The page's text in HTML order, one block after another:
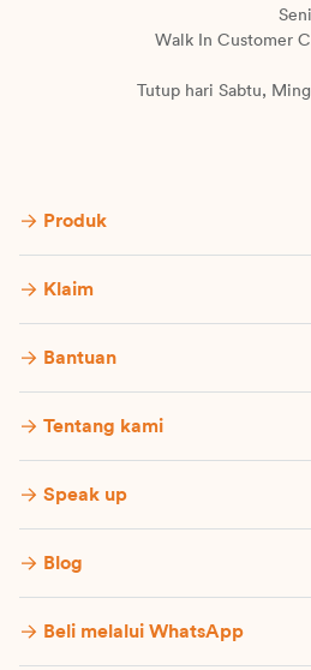
Walk In Customer
Tutup hari Sabtu,
Produk
Klaim
Bantuan
Tentang kami
Speak up
Blog
Beli melalui WhatsApp